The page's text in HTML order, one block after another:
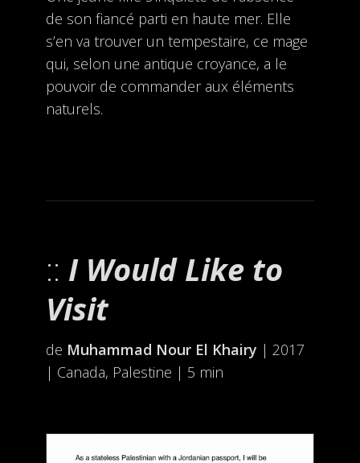
de son fiancé parti en haute mer. Elle
s’en va trouver un tempestaire, ce mage
qui, selon une antique croyance, a le
pouvoir de commander aux éléments
naturels.
I Would Like to
Visit
de Muhammad Nour El Khairy | 2017
| Canada, Palestine | 5 min